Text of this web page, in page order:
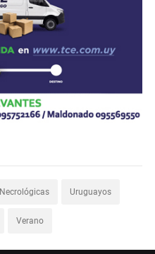
Necrológicas Uruguayos
Verano